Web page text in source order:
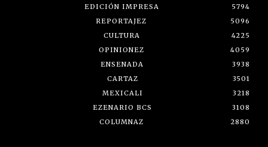
EDICIÓN IMPRESA
5794
REPORTAJEZ
5096
CULTURA
4225
OPINIONEZ
4059
ENSENADA
3938
CARTAZ
3501
MEXICALI
3218
EZENARIO BCS
3108
COLUMNAZ
2880